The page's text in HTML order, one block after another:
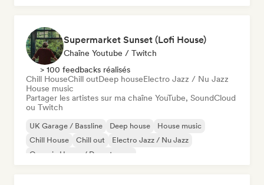
Supermarket Sunset (Lofi House)
Chaîne Youtube / Twitch
> 100 feedbacks réalisés
Chill HouseChill outDeep houseElectro Jazz / Nu Jazz
House music
Partager les artistes sur ma chaîne YouTube, SoundCloud
ou Twitch
UK Garage / Bassline Deep house
House music
Chill House
Chill out
Electro Jazz / Nu Jazz
Organic House / Downtempo